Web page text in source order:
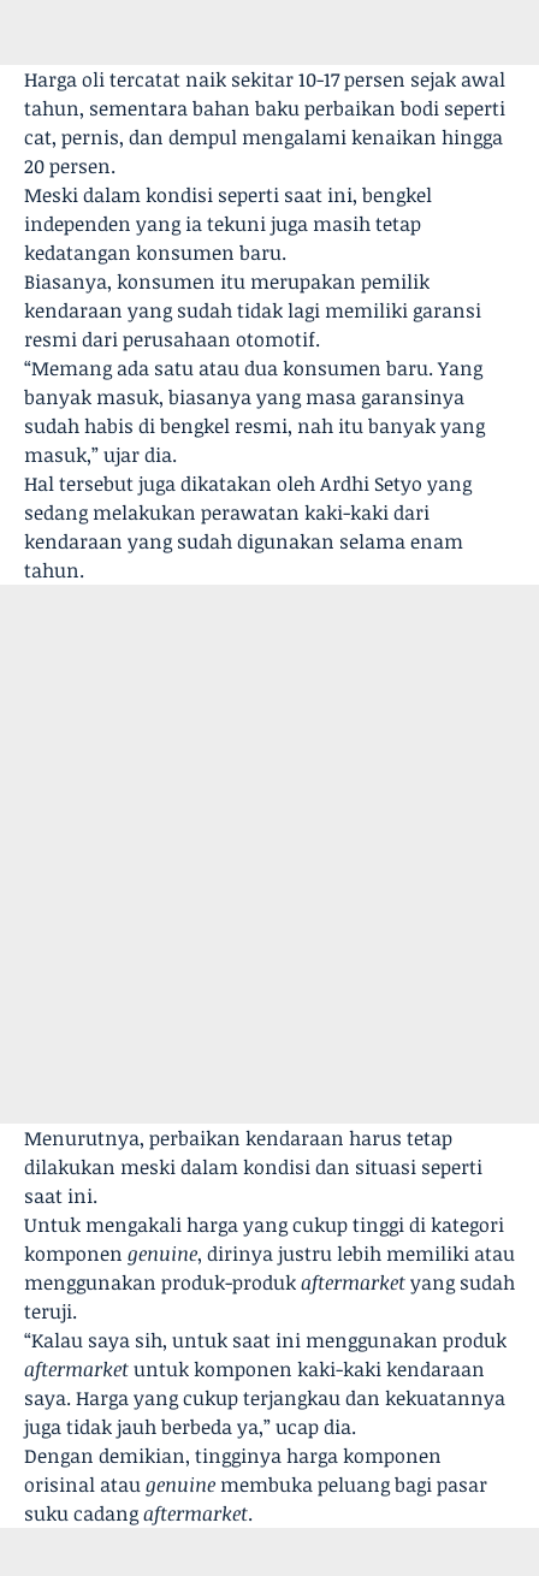
Harga oli tercatat naik sekitar 10-17 persen sejak awal
tahun, sementara bahan baku perbaikan bodi seperti
cat, pernis, dan dempul mengalami kenaikan hingga
20 persen.
Meski dalam kondisi seperti saat ini, bengkel
independen yang ia tekuni juga masih tetap
kedatangan konsumen baru.
Biasanya, konsumen itu merupakan pemilik
kendaraan yang sudah tidak lagi memiliki garansi
resmi dari perusahaan otomotif.
“Memang ada satu atau dua konsumen baru. Yang
banyak masuk, biasanya yang masa garansinya
sudah habis di bengkel resmi, nah itu banyak yang
masuk,” ujar dia.
Hal tersebut juga dikatakan oleh Ardhi Setyo yang
sedang melakukan perawatan kaki-kaki dari
kendaraan yang sudah digunakan selama enam
tahun.
Menurutnya, perbaikan kendaraan harus tetap
dilakukan meski dalam kondisi dan situasi seperti
saat ini.
Untuk mengakali harga yang cukup tinggi di kategori
komponen genuine, dirinya justru lebih memiliki atau
menggunakan produk-produkaftermarketyang sudah
teruji.
“Kalau saya sih, untuk saat ini menggunakan produk
aftermarketuntuk komponen kaki-kaki kendaraan
saya. Harga yang cukup terjangkau dan kekuatannya
juga tidak jauh berbeda ya,” ucap dia.
Dengan demikian, tingginya harga komponen
orisinal ataugenuine membuka peluang bagi pasar
suku cadangaftermarket.